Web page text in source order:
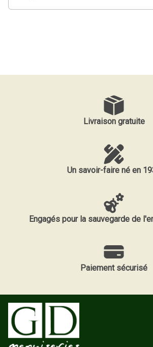
Livraison gratuite
Un savoir-faire né en
Engagés pour la sauvegarde de
Paiement sécurisé